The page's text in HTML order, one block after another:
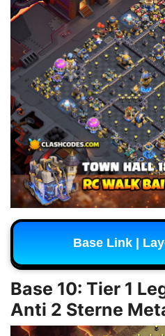
Base Link |
Base 10: Tier 1
Anti 2 Sterne